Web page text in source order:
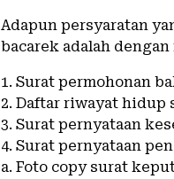
Adapun persyaratan
bacarek adalah
1. Surat permohonan
2. Daftar riwayat hidup
3. Surat pernyataan
4. Surat pernyataan
a. Foto copy surat